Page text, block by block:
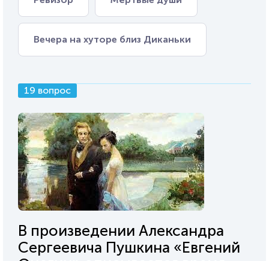
Вечера на хуторе близ Диканьки
19 вопрос
В произведении Александра
Сергеевича Пушкина «Евгений